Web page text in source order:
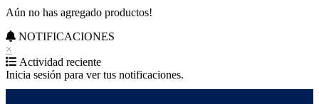
Aún no has agregado productos!
NOTIFICACIONES
×
Actividad reciente
Inicia sesión para ver tus notificaciones.